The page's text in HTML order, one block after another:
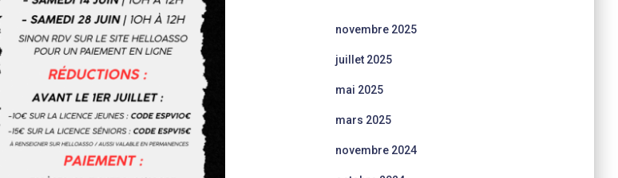
novembre 2025
juillet 2025
mai 2025
mars 2025
novembre 2024